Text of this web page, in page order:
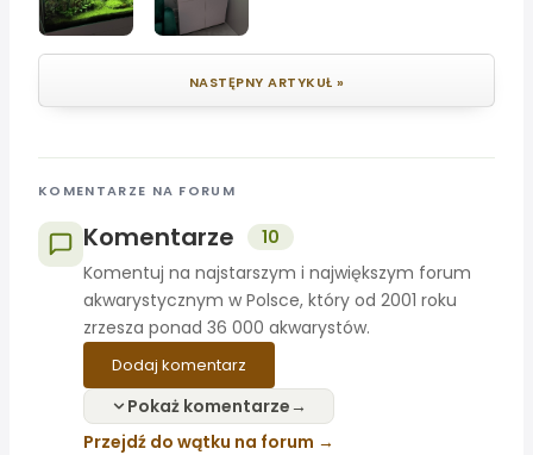
NASTĘPNY ARTYKUŁ »
KOMENTARZE NA FORUM
Komentarze
10
Komentuj na najstarszym i największym forum
akwarystycznym w Polsce, który od 2001 roku
zrzesza ponad 36 000 akwarystów.
Dodaj komentarz
Pokaż komentarze
Przejdź do wątku na forum